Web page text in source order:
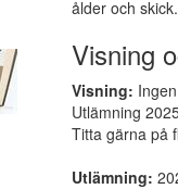
ålder och skick.
Visning
Visning:
Utlämning
Titta gärna på
Utlämning: